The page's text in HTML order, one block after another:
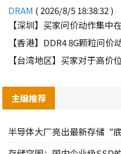
DRAM ( 2026/8/5 18:38:32 )
【深圳】买家问价动作集中
【香港】DDR4 8G颗粒问
主编推荐
半导体大厂亮出最新存储“